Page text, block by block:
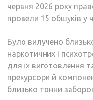
червня 2026 року
провели 15 обшуків у
Було вилучено
наркотичних і
для їх виготовлення
прекурсори й
близько тонни